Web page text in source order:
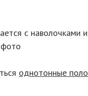
с наволочками
однотонные